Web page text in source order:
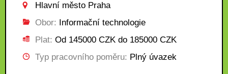
Hlavní město Praha
Obor: Informační technologie
Plat: Od 145000 CZK do 185000 CZK
Typ pracovního poměru: Plný úvazek